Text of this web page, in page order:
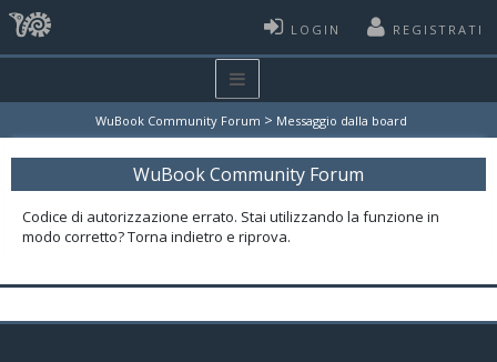
LOGIN REGISTRATI
WuBook Community Forum > Messaggio dalla board
WuBook Community Forum
Codice di autorizzazione errato. Stai utilizzando la funzione in
modo corretto? Torna indietro e riprova.